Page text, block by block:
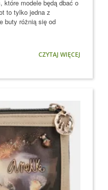
które modele będą dbać o
to tylko jedna z
buty różnią się od
CZYTAJ WIĘCEJ